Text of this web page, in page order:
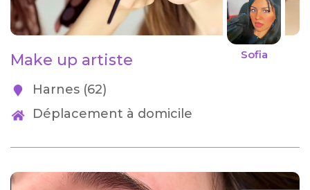
Sofia
Make up artiste
Harnes (62)
Déplacement à domicile